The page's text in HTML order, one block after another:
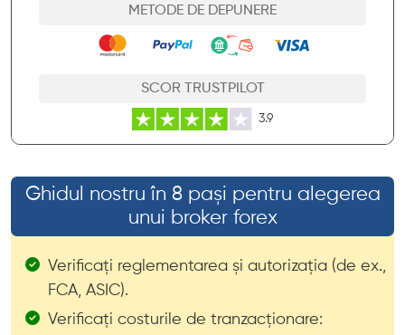
METODE DE DEPUNERE
SCOR TRUSTPILOT
3.9
Ghidul nostru în 8 pași pentru alegerea
unui broker forex
Verificați reglementarea și autorizația (de ex.,
FCA, ASIC).
Verificați costurile de tranzacționare: